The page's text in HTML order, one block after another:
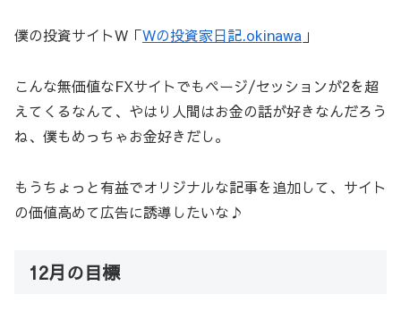
僕の投資サイトW「Wの投資家日記.okinawa 」
こんな無価値なFXサイトでもページ/セッションが2を超
えてくるなんて、やはり人間はお金の話が好きなんだろう
ね、僕もめっちゃお金好きだし。
もうちょっと有益でオリジナルな記事を追加して、サイト
の価値高めて広告に誘導したいな♪
12月の目標